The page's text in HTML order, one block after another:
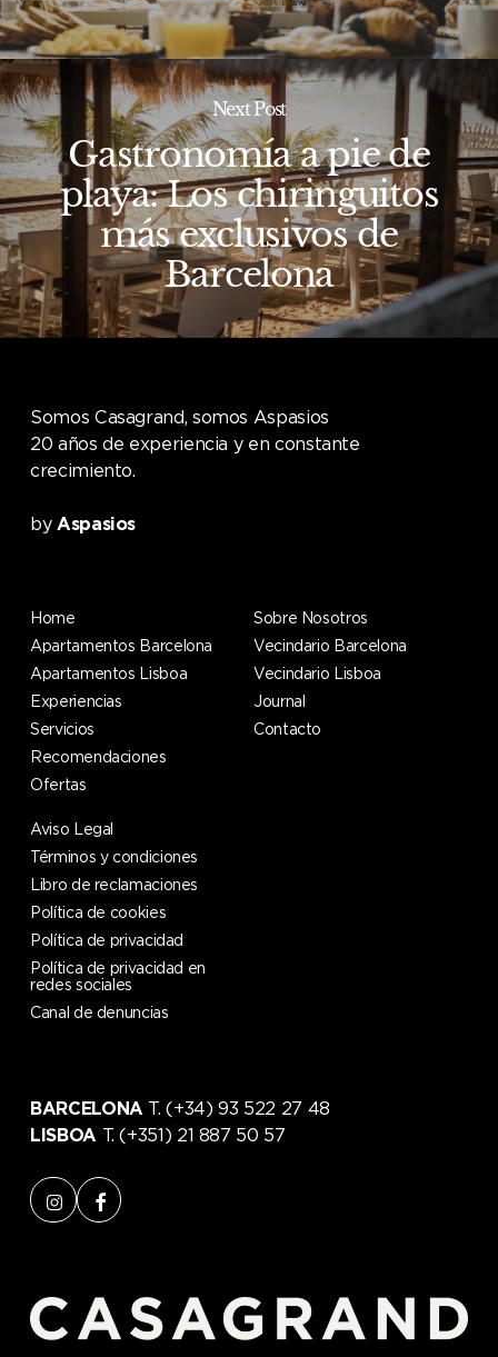
Next Post
Gastronomía a pie de
playa: Los chiringuitos
más exclusivos de
Barcelona
Somos Casagrand, somos Aspasios
20 años de experiencia y en constante
crecimiento.
by Aspasios
Home
Apartamentos Barcelona
Apartamentos Lisboa
Experiencias
Servicios
Recomendaciones
Ofertas
Sobre Nosotros
Vecindario Barcelona
Vecindario Lisboa
Journal
Contacto
Aviso Legal
Términos y condiciones
Libro de reclamaciones
Política de cookies
Política de privacidad
Política de privacidad en
redes sociales
Canal de denuncias
BARCELONA T. (+34) 93 522 27 48
LISBOA T. (+351) 21 887 50 57